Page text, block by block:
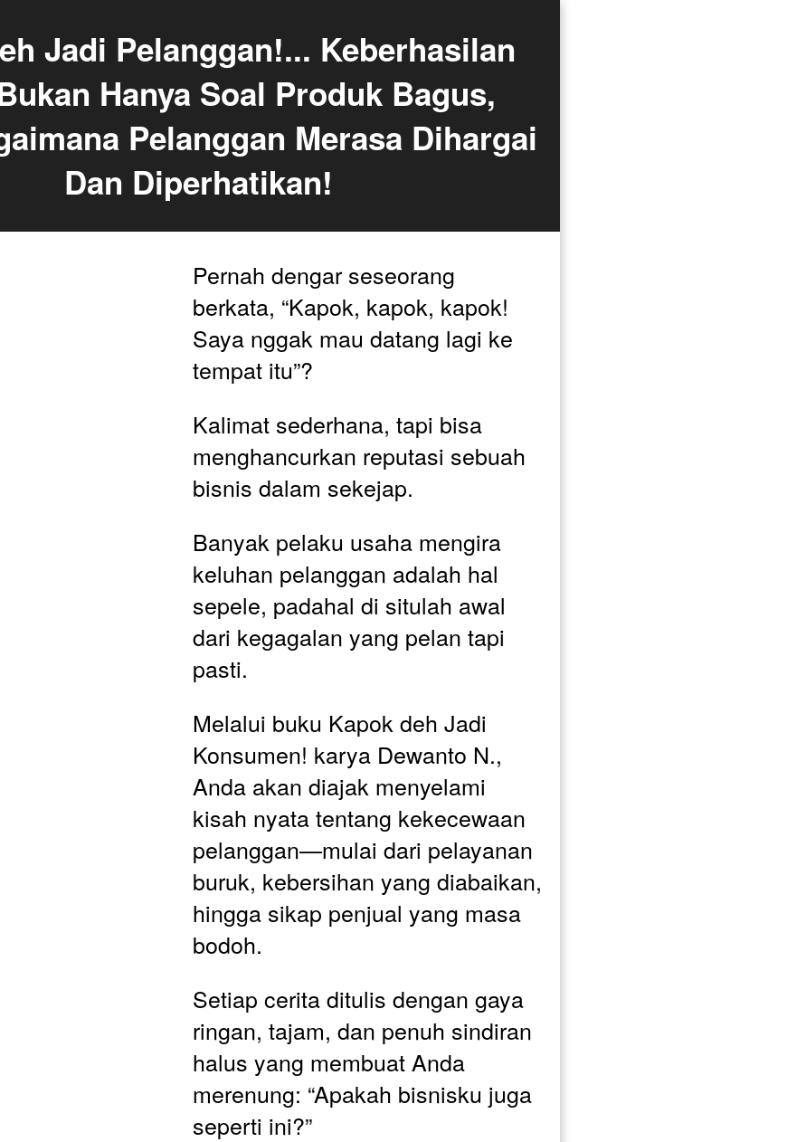
Jadi Pelanggan!... Keberhasilan
Hanya Soal Produk Bagus,
Pelanggan Merasa Dihargai
Dan Diperhatikan!
Pernah dengar seseorang
berkata, “Kapok, kapok, kapok!
Saya nggak mau datang lagi ke
tempat itu”?
Kalimat sederhana, tapi bisa
menghancurkan reputasi sebuah
bisnis dalam sekejap.
Banyak pelaku usaha mengira
keluhan pelanggan adalah hal
sepele, padahal di situlah awal
dari kegagalan yang pelan tapi
pasti.
Melalui buku Kapok deh Jadi
Konsumen! karya Dewanto N.,
Anda akan diajak menyelami
kisah nyata tentang kekecewaan
pelanggan—mulai dari pelayanan
buruk, kebersihan yang diabaikan,
hingga sikap penjual yang masa
bodoh.
Setiap cerita ditulis dengan gaya
ringan, tajam, dan penuh sindiran
halus yang membuat Anda
merenung: “Apakah bisnisku juga
seperti ini?”